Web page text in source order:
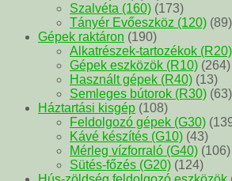
Szalvéta (160) (173)
Tányér Evőeszköz (120) (89)
Gépek raktáron (190)
Alkatrészek-tartozékok (R20)
Gépek eszközök (R10) (264)
Használt gépek (R40) (13)
Semleges bútorok (R30) (63)
Háztartási kisgép (108)
Feldolgozó gépek (G30)
Kávé készítés (G10) (43)
Mérleg vízforraló (G40) (106)
Sütés-főzés (G20) (124)